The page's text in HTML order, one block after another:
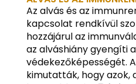
Az alvás és az
kapcsolat rendkívül
hozzájárul az
az alváshiány gyengíti
védekezőképességét.
kimutatták, hogy azok,